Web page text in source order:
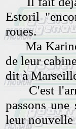
Estoril
roues.
Ma Karine
de leur
dit à
C'est
passons
leur nouvelle